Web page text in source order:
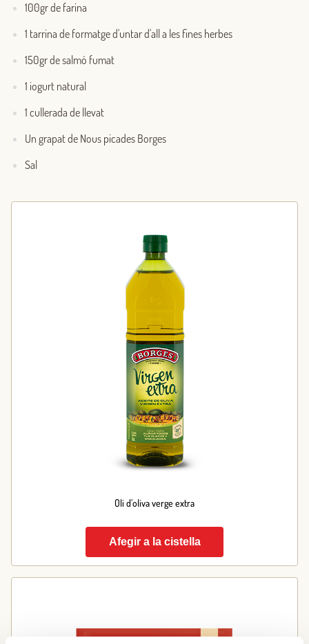
100gr de farina
1 tarrina de formatge d'untar d'all a les fines herbes
150gr de salmó fumat
1 iogurt natural
1 cullerada de llevat
Un grapat de Nous picades Borges
Sal
Oli d’oliva verge extra
Afegir a la cistella